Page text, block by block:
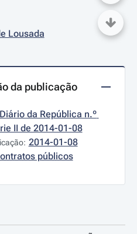
Lousada
da publicação
Diário da República n.º
II de 2014-01-08
2014-01-08
públicos